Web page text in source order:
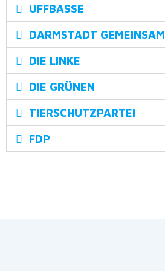
UFFBASSE
DARMSTADT GEMEINSAM
DIE LINKE
DIE GRÜNEN
TIERSCHUTZPARTEI
FDP